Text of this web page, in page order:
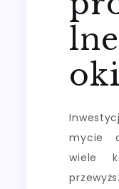
mycie
wiele